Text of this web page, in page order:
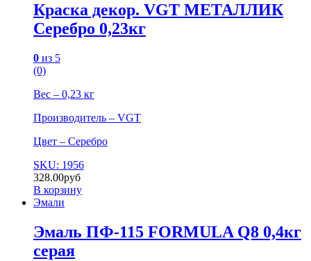
Краска декор. VGT МЕТАЛЛИК
Серебро 0,23кг
0 из 5
(0)
Вес – 0,23 кг
Производитель – VGT
Цвет – Серебро
SKU: 1956
328.00руб
В корзину
Эмали
Эмаль ПФ-115 FORMULA Q8 0,4кг
серая